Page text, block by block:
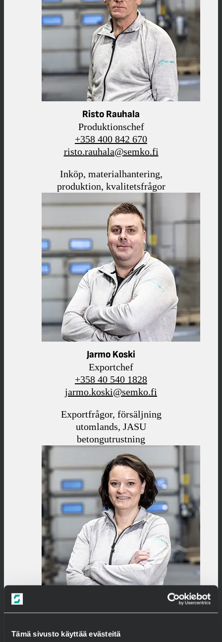
Tämä sivusto käyttää evästeitä
Risto Rauhala
Produktionschef
+358 400 842 670
risto.rauhala@semko.fi
Inköp, materialhantering,
produktion, kvalitetsfrågor
Jarmo Koski
Exportchef
+358 40 540 1828
jarmo.koski@semko.fi
Exportfrågor, försäljning
utomlands, JASU
betongutrustning
+358 50 350 8020